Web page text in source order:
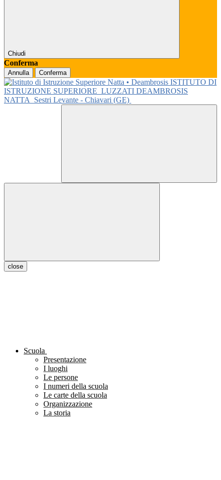
Chiudi
Conferma
Annulla Conferma
ISTITUTO DI
ISTRUZIONE SUPERIORE LUZZATI DEAMBROSIS
NATTA
Sestri Levante - Chiavari (GE)
close
Scuola
Presentazione
I luoghi
Le persone
I numeri della scuola
Le carte della scuola
Organizzazione
La storia